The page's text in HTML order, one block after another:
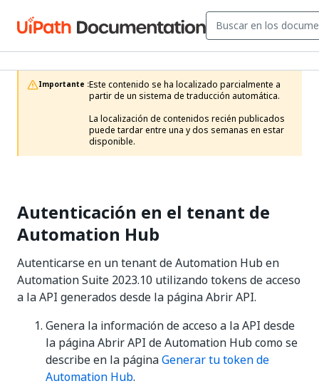
Importante :Este contenido se ha localizado parcialmente a
partir de un sistema de traducción automática.
La localización de contenidos recién publicados
puede tardar entre una y dos semanas en estar
disponible.
Autenticación en el tenant de
Automation Hub
Autenticarse en un tenant de Automation Hub en
Automation Suite 2023.10 utilizando tokens de acceso
a la API generados desde la página Abrir API.
Genera la información de acceso a la API desde
la página Abrir API de Automation Hub como se
describe en la páginaGenerar tu token de
Automation Hub.